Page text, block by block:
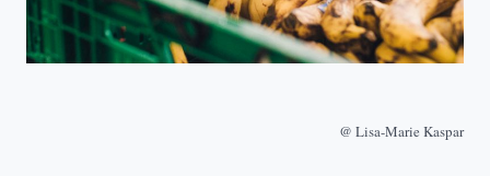
@ Lisa-Marie Kaspar